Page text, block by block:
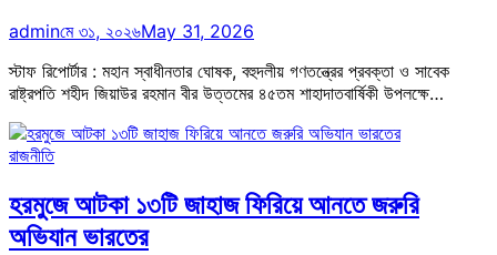
adminমে ৩১, ২০২৬May 31, 2026
স্টাফ রিপোর্টার : মহান স্বাধীনতার ঘোষক, বহুদলীয় গণতন্ত্রের প্রবক্তা ও সাবেক
রাষ্ট্রপতি শহীদ জিয়াউর রহমান বীর উত্তমের ৪৫তম শাহাদাতবার্ষিকী উপলক্ষে…
রাজনীতি
হরমুজে আটকা ১৩টি জাহাজ ফিরিয়ে আনতে জরুরি
অভিযান ভারতের